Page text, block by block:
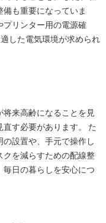
も重要になっていま
リンター用の電源確
した電気環境が求められ
来高齢になることを見
す必要があります。 た
設置や、手元で操作し
を減らすための配線整
日の暮らしを安心につ